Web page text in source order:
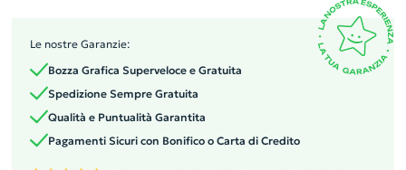
Le nostre Garanzie:
Bozza Grafica Superveloce e Gratuita
Spedizione Sempre Gratuita
Qualità e Puntualità Garantita
Pagamenti Sicuri con Bonifico o Carta di Credito